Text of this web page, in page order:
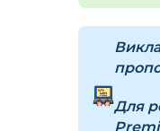
Для